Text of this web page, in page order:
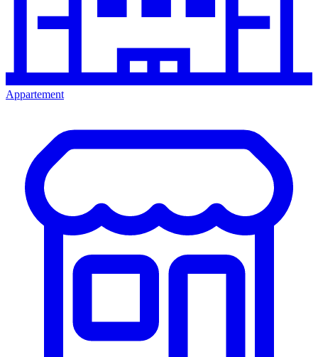
Appartement